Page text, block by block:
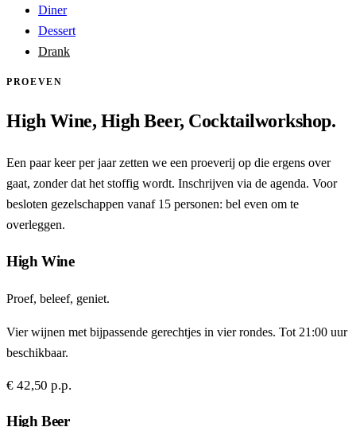
Diner
Dessert
Drank
PROEVEN
High Wine, High Beer, Cocktailworkshop.
Een paar keer per jaar zetten we een proeverij op die ergens over
gaat, zonder dat het stoffig wordt. Inschrijven via de agenda. Voor
besloten gezelschappen vanaf 15 personen: bel even om te
overleggen.
High Wine
Proef, beleef, geniet.
Vier wijnen met bijpassende gerechtjes in vier rondes. Tot 21:00 uur
beschikbaar.
€ 42,50 p.p.
High Beer